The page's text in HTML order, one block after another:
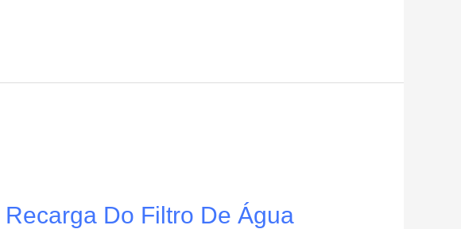
Do Filtro De Água